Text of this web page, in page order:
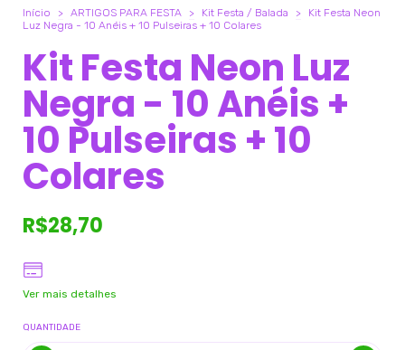
Início > ARTIGOS PARA FESTA > Kit Festa / Balada >
Kit Festa Neon
Luz Negra - 10 Anéis + 10 Pulseiras + 10 Colares
Kit Festa Neon Luz
Negra - 10 Anéis +
10 Pulseiras + 10
Colares
R$28,70
Ver mais detalhes
QUANTIDADE